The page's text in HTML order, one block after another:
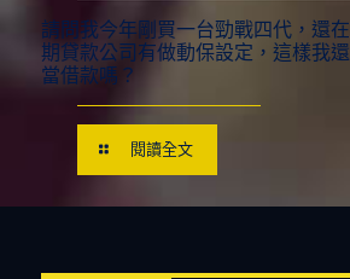
請問我今年剛買一台勁戰四代，還
期貸款公司有做動保設定，這樣我
當借款嗎？
閱讀全文